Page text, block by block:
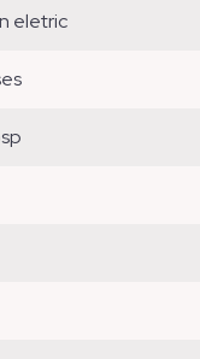
eletric